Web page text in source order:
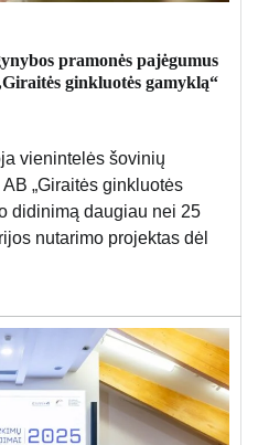
pramonės pajėgumus
ginkluotės gamyklą“
vienintelės šovinių
„Giraitės ginkluotės
didinimą daugiau nei 25
nutarimo projektas dėl